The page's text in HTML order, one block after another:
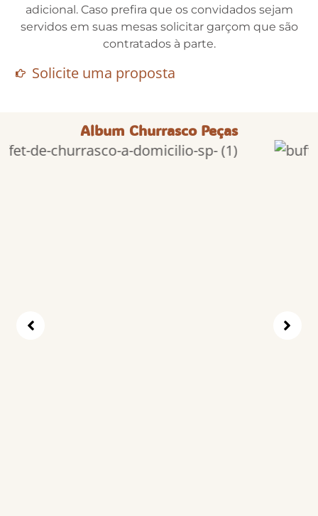
adicional. Caso prefira que os convidados sejam
servidos em suas mesas solicitar garçom que são
contratados à parte.
Solicite uma proposta
Album Churrasco Peças